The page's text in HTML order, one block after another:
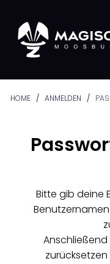
HOME / ANMELDEN /
Bitte gib deine
Anschließend